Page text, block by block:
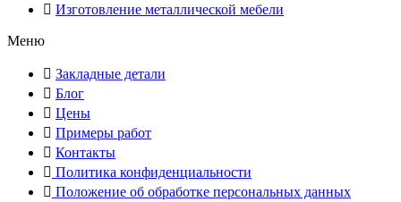
Изготовление металлической мебели
Меню
Закладные детали
Блог
Цены
Примеры работ
Контакты
Политика конфиденциальности
Положение об обработке персональных данных